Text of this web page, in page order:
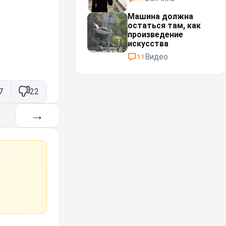
22
→
Машина должна
остаться там, как
произведение
искусства
11 Видео